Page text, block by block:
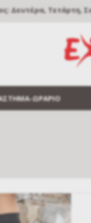
ΩΡΑΡΙΟ
Δευτέρα, Τετάρτη,